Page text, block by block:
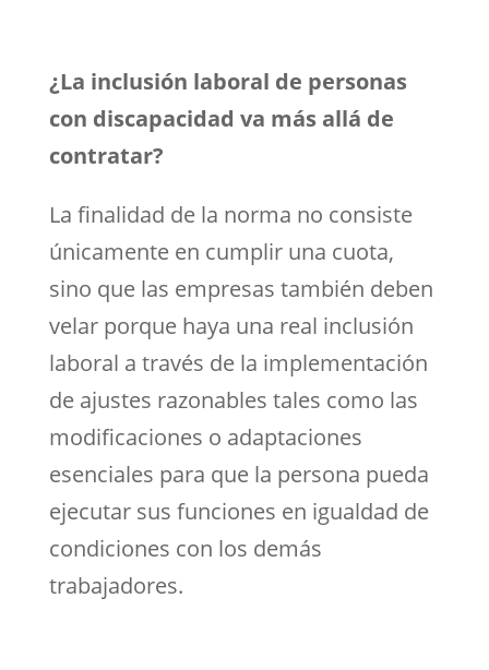
¿La inclusión laboral de personas
con discapacidad va más allá de
contratar?
La finalidad de la norma no consiste
únicamente en cumplir una cuota,
sino que las empresas también deben
velar porque haya una real inclusión
laboral a través de la implementación
de ajustes razonables tales como las
modificaciones o adaptaciones
esenciales para que la persona pueda
ejecutar sus funciones en igualdad de
condiciones con los demás
trabajadores.